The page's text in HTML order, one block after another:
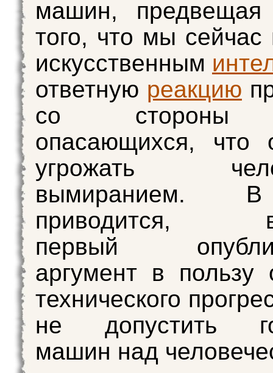
машин, предвещая
того, что мы
искусственным
ответную реакцию
со стороны
опасающихся, что
угрожать
вымиранием.
приводится,
первый
аргумент в пользу
технического
не допустить
машин над